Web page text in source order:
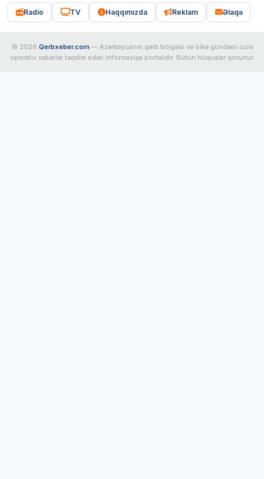
Radio TV Haqqımızda Reklam Əlaqə
© 2026 Qerbxeber.com — Azərbaycanın qərb bölgəsi və ölkə gündəmi üzrə
operativ xəbərlər təqdim edən informasiya portalıdır. Bütün hüquqlar qorunur.